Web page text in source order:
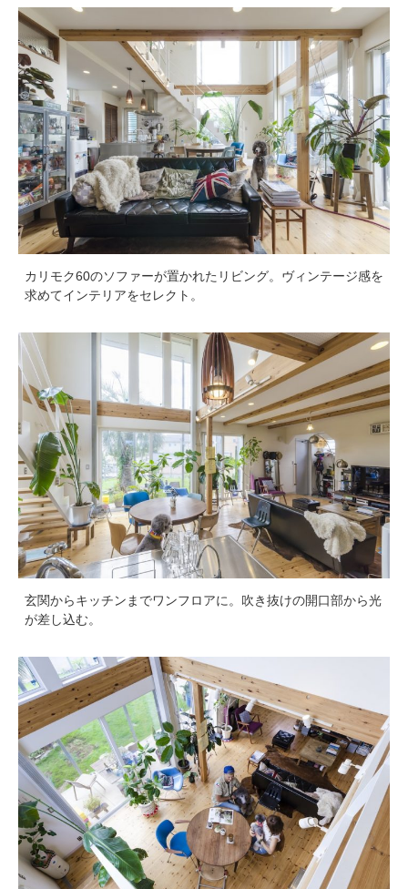
カリモク60のソファーが置かれたリビング。ヴィンテージ感を
求めてインテリアをセレクト。
玄関からキッチンまでワンフロアに。吹き抜けの開口部から光
が差し込む。